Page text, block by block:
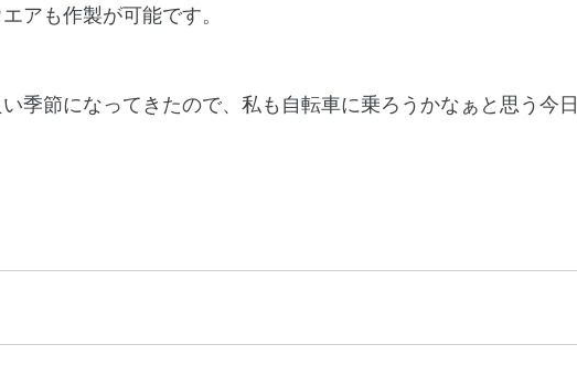
アも作製が可能です。
季節になってきたので、私も自転車に乗ろうかなぁと思う今日